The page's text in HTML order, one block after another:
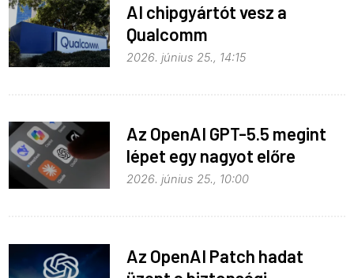
AI chipgyártót vesz a
Qualcomm
2026. június 25., 14:15
Az OpenAI GPT-5.5 megint
lépet egy nagyot előre
2026. június 25., 10:00
Az OpenAI Patch hadat